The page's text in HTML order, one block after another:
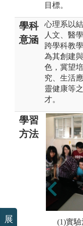
目標。
學科
意涵
心理系以
人文、醫
跨學科教
為其創建
色，冀望
究、生活
靈健康等
才。
學習
方法
(1)實
展